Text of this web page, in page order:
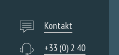
Kontakt
+33 (0) 2 40